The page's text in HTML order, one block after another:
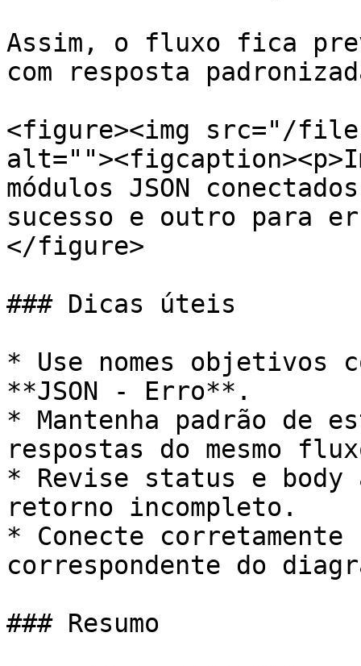
Assim, o fluxo fica
com resposta
<figure><img src="/files/
módulos JSON
sucesso e outro para
</figure>
### Dicas úteis
* Use nomes objetivos
**JSON - Erro**.
* Mantenha padrão de
respostas do mesmo
* Revise status e
retorno incompleto.
* Conecte corretamente
correspondente do
### Resumo